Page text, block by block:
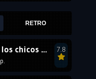
2000
RETRO
Mi vida con los chicos Walter: Temporada 3 7.8